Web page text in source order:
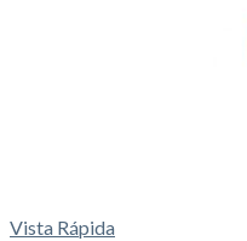
Vista Rápida